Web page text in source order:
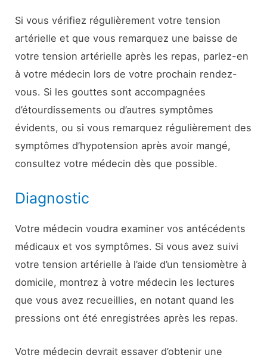
Si vous vérifiez régulièrement votre tension
artérielle et que vous remarquez une baisse de
votre tension artérielle après les repas, parlez-en
à votre médecin lors de votre prochain rendez-
vous. Si les gouttes sont accompagnées
d’étourdissements ou d’autres symptômes
évidents, ou si vous remarquez régulièrement des
symptômes d’hypotension après avoir mangé,
consultez votre médecin dès que possible.
Diagnostic
Votre médecin voudra examiner vos antécédents
médicaux et vos symptômes. Si vous avez suivi
votre tension artérielle à l’aide d’un tensiomètre à
domicile, montrez à votre médecin les lectures
que vous avez recueillies, en notant quand les
pressions ont été enregistrées après les repas.
Votre médecin devrait essayer d’obtenir une